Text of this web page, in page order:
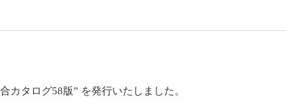
カタログ58版” を発行いたしました。